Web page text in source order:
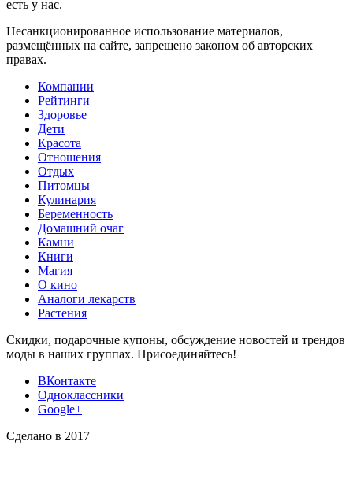
есть у нас.
Несанкционированное использование материалов,
размещённых на сайте, запрещено законом об авторских
правах.
Компании
Рейтинги
Здоровье
Дети
Красота
Отношения
Отдых
Питомцы
Кулинария
Беременность
Домашний очаг
Камни
Книги
Магия
О кино
Аналоги лекарств
Растения
Скидки, подарочные купоны, обсуждение новостей и трендов
моды в наших группах. Присоединяйтесь!
ВКонтакте
Одноклассники
Google+
Сделано в 2017